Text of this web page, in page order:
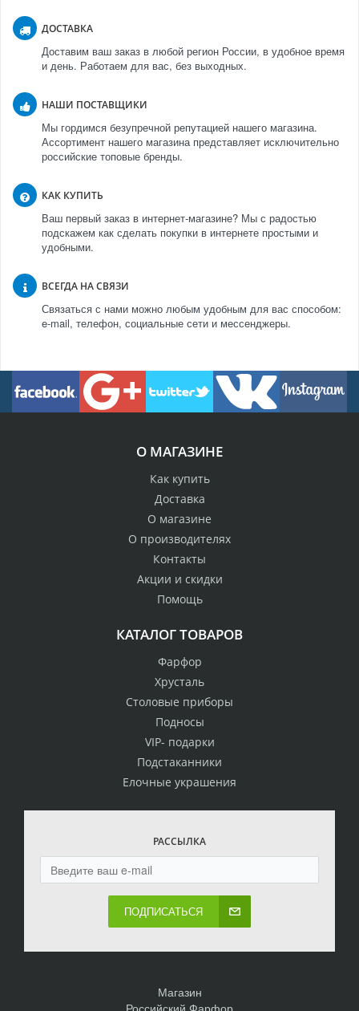
ДОСТАВКА
Доставим ваш заказ в любой регион России, в удобное время
и день. Работаем для вас, без выходных.
НАШИ ПОСТАВЩИКИ
Мы гордимся безупречной репутацией нашего магазина.
Ассортимент нашего магазина представляет исключительно
российские топовые бренды.
КАК КУПИТЬ
Ваш первый заказ в интернет-магазине? Мы с радостью
подскажем как сделать покупки в интернете простыми и
удобными.
ВСЕГДА НА СВЯЗИ
Связаться с нами можно любым удобным для вас способом:
e-mail, телефон, социальные сети и мессенджеры.
О МАГАЗИНЕ
Как купить
Доставка
О магазине
О производителях
Контакты
Акции и скидки
Помощь
КАТАЛОГ ТОВАРОВ
Фарфор
Хрусталь
Столовые приборы
Подносы
VIP- подарки
Подстаканники
Елочные украшения
РАССЫЛКА
ПОДПИСАТЬСЯ
Магазин
Российский Фарфор